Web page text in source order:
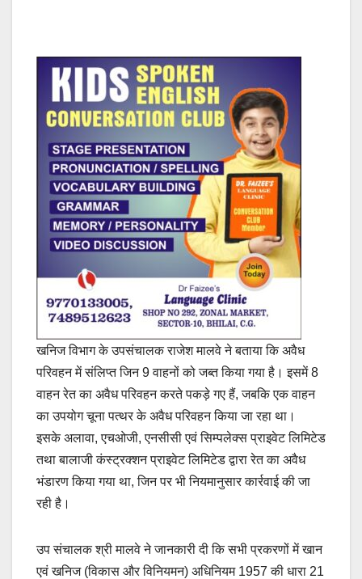
खनिज विभाग के उपसंचालक राजेश मालवे ने बताया कि अवैध
परिवहन में संलिप्त जिन 9 वाहनों को जब्त किया गया है। इसमें 8
वाहन रेत का अवैध परिवहन करते पकड़े गए हैं, जबकि एक वाहन
का उपयोग चूना पत्थर के अवैध परिवहन किया जा रहा था।
इसके अलावा, एचओजी, एनसीसी एवं सिम्पलेक्स प्राइवेट लिमिटेड
तथा बालाजी कंस्ट्रक्शन प्राइवेट लिमिटेड द्वारा रेत का अवैध
भंडारण किया गया था, जिन पर भी नियमानुसार कार्रवाई की जा
रही है।
उप संचालक श्री मालवे ने जानकारी दी कि सभी प्रकरणों में खान
एवं खनिज (विकास और विनियमन) अधिनियम 1957 की धारा 21